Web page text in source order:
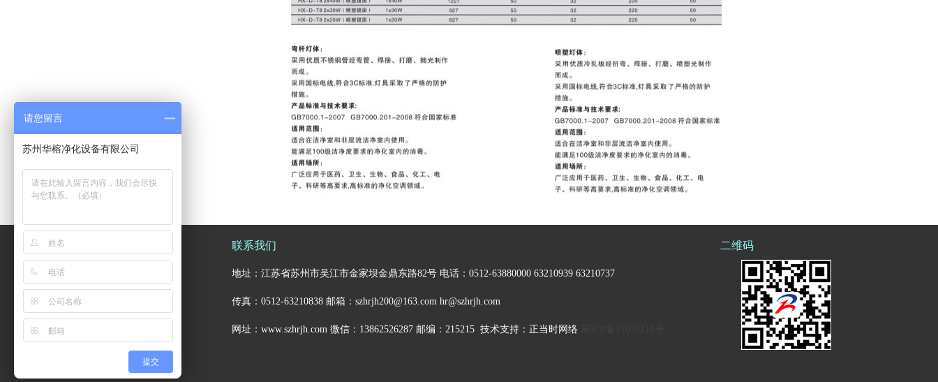
导航栏目
网站首页
产品展示
人才招聘
二维码
联系我们
地址：江苏省苏州市吴江市金家坝金鼎东路82号 电话：0512-63880000 63210939 63210737
传真：0512-63210838 邮箱：szhrjh200@163.com hr@szhrjh.com
网址：www.szhrjh.com 微信：13862526287 邮编：215215 技术支持： 正当时网络
请您留言
苏州华榕净化设备有限公司
提交